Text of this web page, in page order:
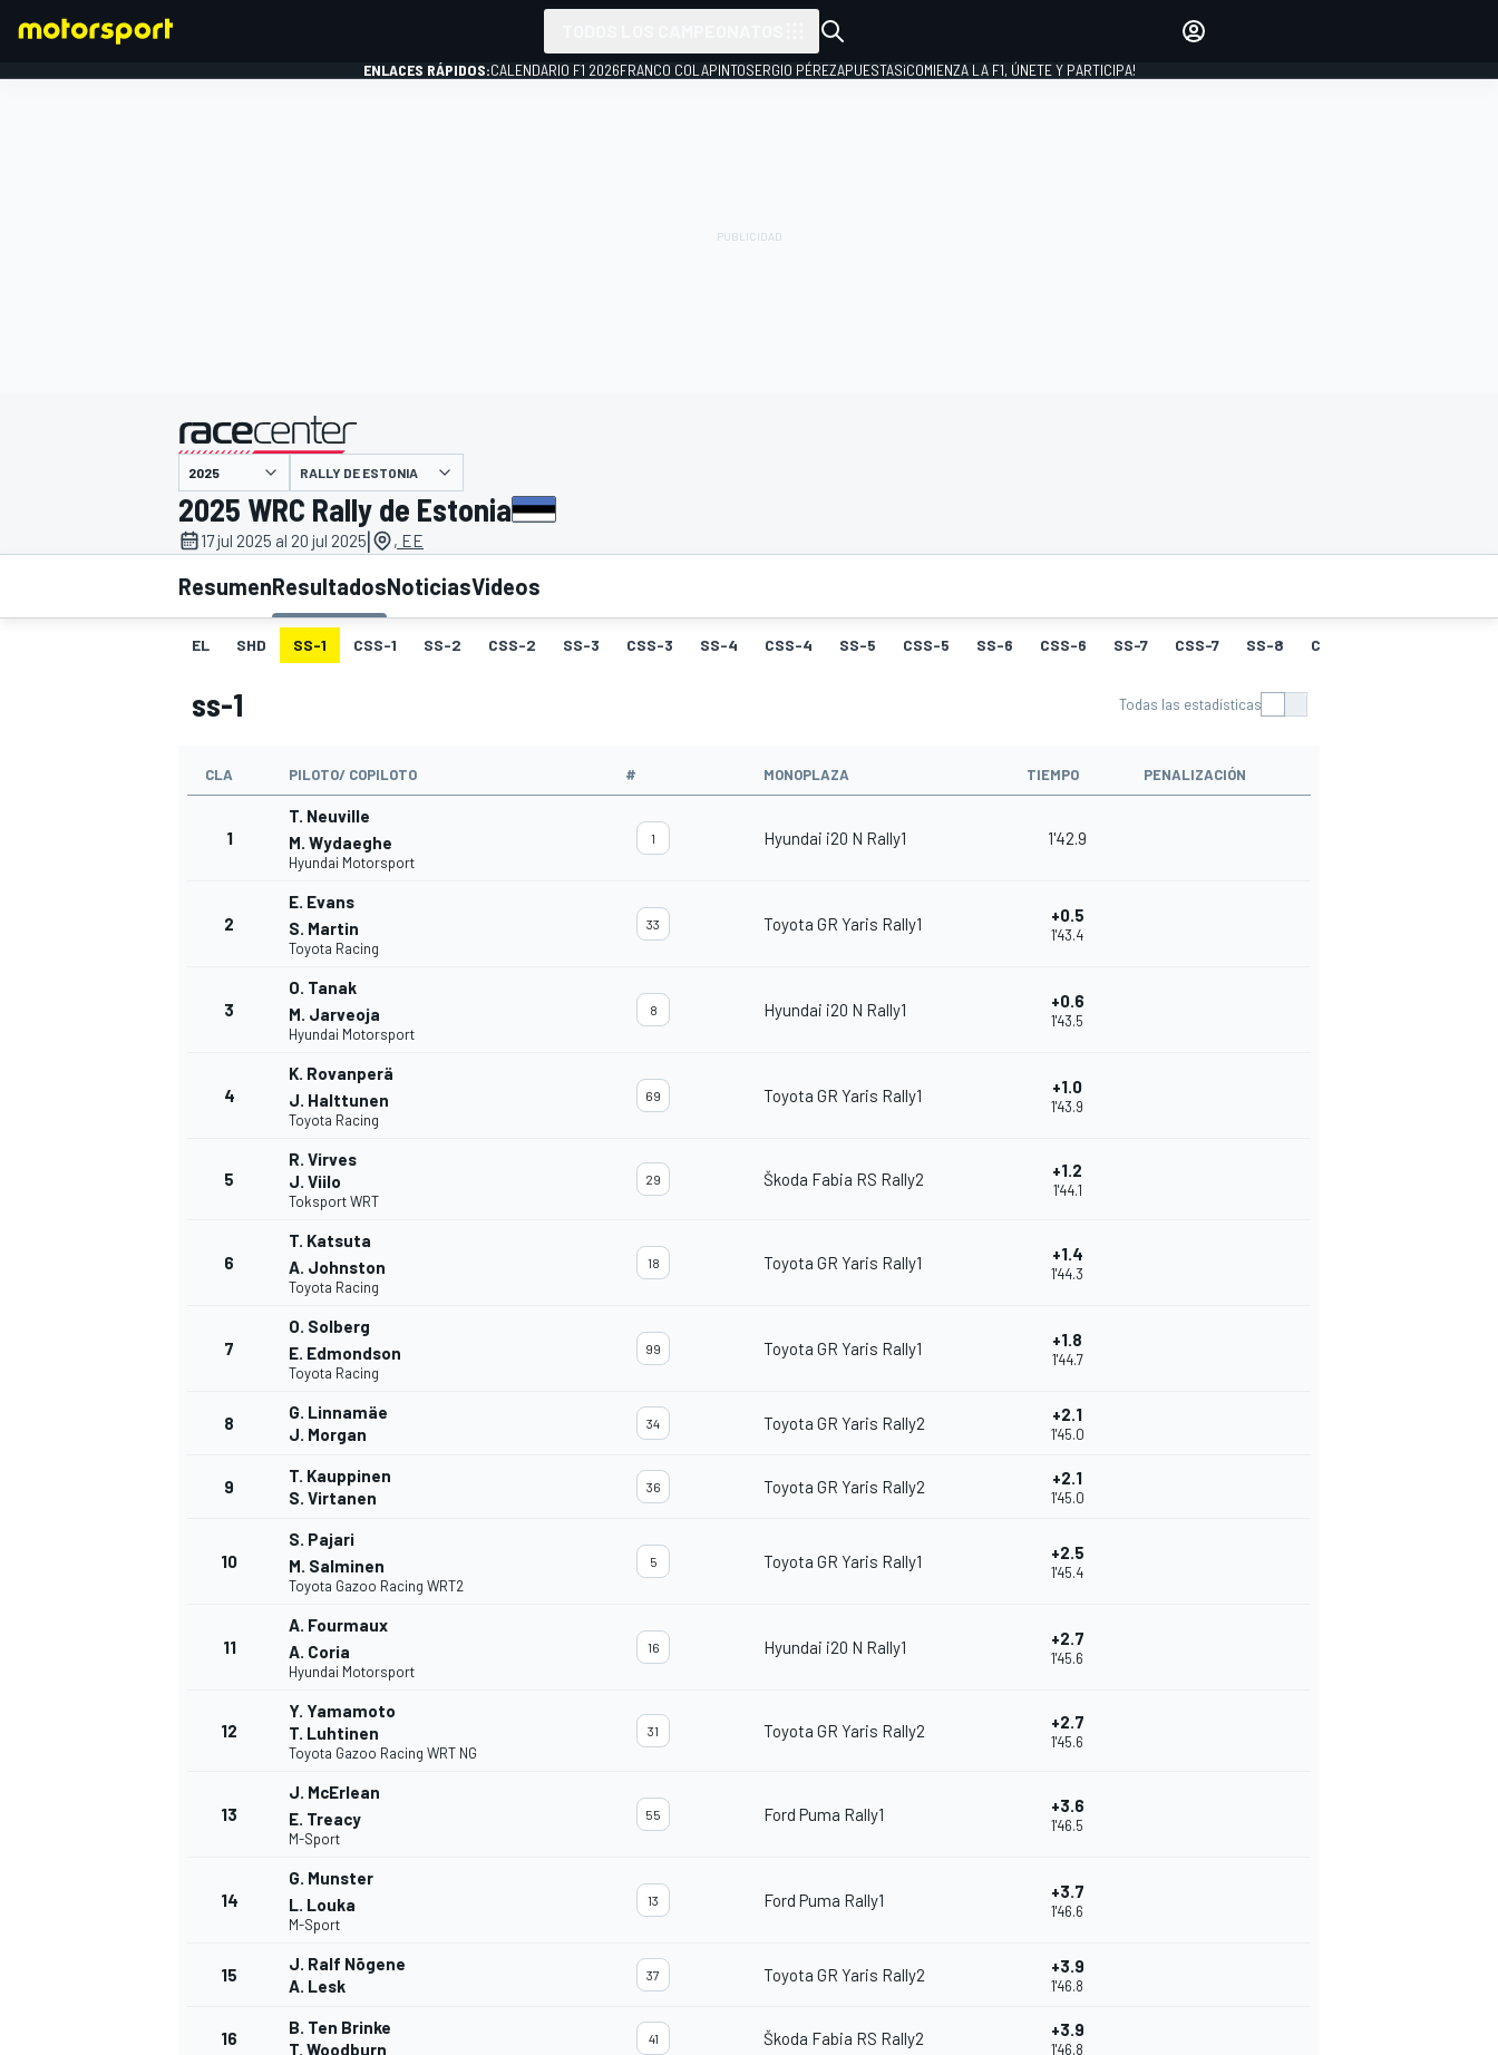
INDYCAR
INICIAR SESIÓN
ENLACES RÁPIDOS:CALENDARIO F1 2026FRANCO COLAPINTOSERGIO PÉREZAPUESTAS¡COMIENZA LA F1, ÚNETE Y PARTICIPA!
presentado por
RALLY DE ESTONIA
2025 WRC Rally de Estonia
17 jul 2025 al 20 jul 2025| , EE
ResumenResultadosNoticiasVideos
EL SHD SS-1 CSS-1 SS-2 CSS-2 SS-3 CSS-3 SS-4 CSS-4 SS-5 CSS-5 SS-6 CSS-6 SS-7 CSS-7 SS-8 CSS-8
ss-1 Todas las estadísticas
CLA PILOTO/ COPILOTO # MONOPLAZA TIEMPO PENALIZACIÓN
1
T. Neuville
M. Wydaeghe
Hyundai Motorsport
1 Hyundai i20 N Rally1 1'42.9
2
E. Evans
S. Martin
Toyota Racing
33 Toyota GR Yaris Rally1 +0.5
1'43.4
3
O. Tanak
M. Jarveoja
Hyundai Motorsport
8 Hyundai i20 N Rally1 +0.6
1'43.5
4
K. Rovanperä
J. Halttunen
Toyota Racing
69 Toyota GR Yaris Rally1 +1.0
1'43.9
5
R. Virves
J. Viilo
Toksport WRT
29 Škoda Fabia RS Rally2 +1.2
1'44.1
6
T. Katsuta
A. Johnston
Toyota Racing
18 Toyota GR Yaris Rally1 +1.4
1'44.3
7
O. Solberg
E. Edmondson
Toyota Racing
99 Toyota GR Yaris Rally1 +1.8
1'44.7
8
G. Linnamäe
J. Morgan
34 Toyota GR Yaris Rally2 +2.1
1'45.0
9
T. Kauppinen
S. Virtanen
36 Toyota GR Yaris Rally2 +2.1
1'45.0
10
S. Pajari
M. Salminen
Toyota Gazoo Racing WRT2
5 Toyota GR Yaris Rally1 +2.5
1'45.4
11
A. Fourmaux
A. Coria
Hyundai Motorsport
16 Hyundai i20 N Rally1 +2.7
1'45.6
12
Y. Yamamoto
T. Luhtinen
Toyota Gazoo Racing WRT NG
31 Toyota GR Yaris Rally2 +2.7
1'45.6
13
J. McErlean
E. Treacy
M-Sport
55 Ford Puma Rally1 +3.6
1'46.5
14
G. Munster
L. Louka
M-Sport
13 Ford Puma Rally1 +3.7
1'46.6
15
J. Ralf Nõgene
A. Lesk
37 Toyota GR Yaris Rally2 +3.9
1'46.8
16
B. Ten Brinke
T. Woodburn
41 Škoda Fabia RS Rally2 +3.9
1'46.8